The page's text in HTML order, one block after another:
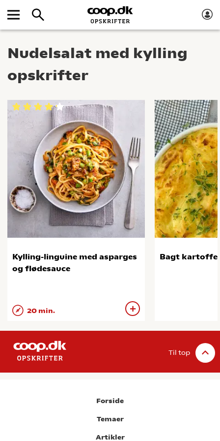
Nudelsalat med kylling
opskrifter
Kylling-linguine med asparges
og flødesauce
20 min.
Bagt
Til top
Forside
Temaer
Artikler